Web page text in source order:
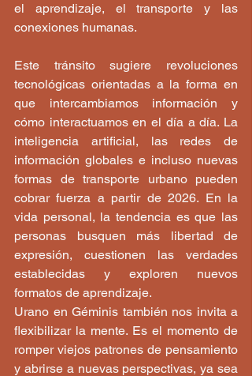
el aprendizaje, el transporte y las
conexiones humanas.
Este tránsito sugiere revoluciones
tecnológicas orientadas a la forma en
que intercambiamos información y
cómo interactuamos en el día a día. La
inteligencia artificial, las redes de
información globales e incluso nuevas
formas de transporte urbano pueden
cobrar fuerza a partir de 2026. En la
vida personal, la tendencia es que las
personas busquen más libertad de
expresión, cuestionen las verdades
establecidas y exploren nuevos
formatos de aprendizaje.
Urano en Géminis también nos invita a
flexibilizar la mente. Es el momento de
romper viejos patrones de pensamiento
y abrirse a nuevas perspectivas, ya sea